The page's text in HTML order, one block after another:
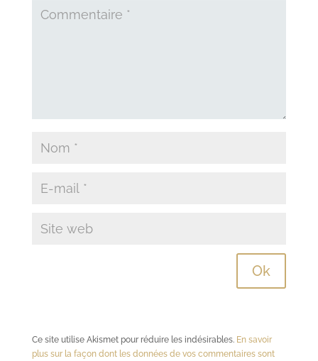
Ce site utilise Akismet pour réduire les indésirables. En savoir
plus sur la façon dont les données de vos commentaires sont